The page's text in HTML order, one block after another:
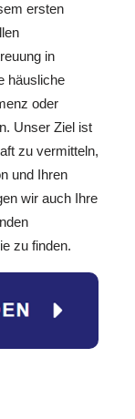
ersten
in
häusliche
oder
Unser Ziel ist
zu vermitteln,
und Ihren
wir auch Ihre
zu finden.